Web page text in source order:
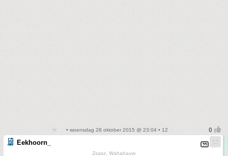
• woensdag 28 oktober 2015 @ 23:04 • 12
Eekhoorn_
Zsasz, Wahahauw